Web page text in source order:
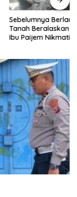
Berlantaikan
Tikar, Kini
Nikmati Lantai